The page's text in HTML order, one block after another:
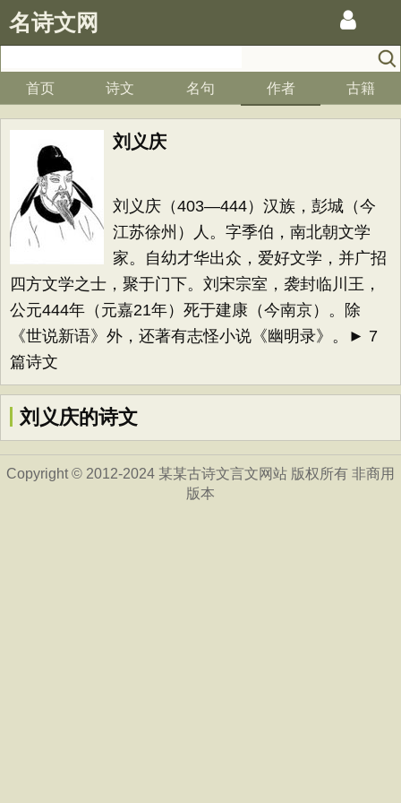
名诗文网
首页 诗文 名句 作者 古籍
刘义庆
刘义庆（403—444）汉族，彭城（今
江苏徐州）人。字季伯，南北朝文学
家。自幼才华出众，爱好文学，并广招
四方文学之士，聚于门下。刘宋宗室，袭封临川王，
公元444年（元嘉21年）死于建康（今南京）。除
《世说新语》外，还著有志怪小说《幽明录》。► 7
篇诗文
刘义庆的诗文
Copyright © 2012-2024 某某古诗文言文网站 版权所有 非商用
版本